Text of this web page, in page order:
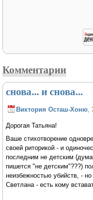
Комментарии
снова... и снова...
Виктория Осташ-Хоню,
Дорогая Татьяна!
Ваше стихотворение
своей риторикой - и
последним не детским
пишется "не детским"???)
неизбежностью убийств, -
Светлана - есть кому